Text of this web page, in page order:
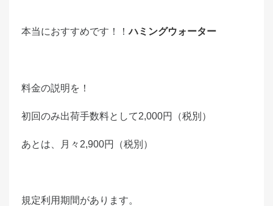
本当におすすめです！！ハミングウォーター
料金の説明を！
初回のみ出荷手数料として2,000円（税別）
あとは、月々2,900円（税別）
規定利用期間があります。